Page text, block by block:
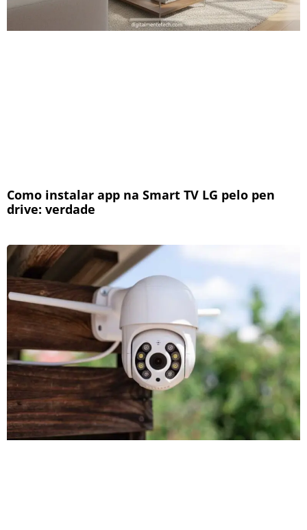
Como instalar app na Smart TV LG pelo pen
drive: verdade